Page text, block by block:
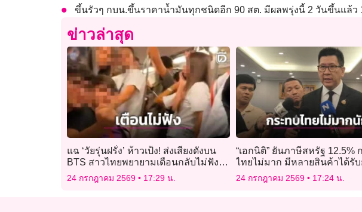
ขึ้นรัวๆ กบน.ขึ้นราคาน้ำมันทุกชนิดอีก 90 สต. มีผลพรุ่งนี้ 2 วันขึ้นแล้ว
ข่าวล่าสุด
แฉ ‘วัยรุ่นฝรั่ง’ ห้าวเป้ง! ส่งเสียงดังบน
BTS สาวไทยพยายามเตือนกลับไม่ฟัง
แจกกล้วยเย้ย
24 กรกฎาคม 2569 17:29 น.
“เอกนิติ” ยันภาษีสหรัฐ 12.5%
ไทยไม่มาก มีหลายสินค้าได้รับ
24 กรกฎาคม 2569 17:24 น.